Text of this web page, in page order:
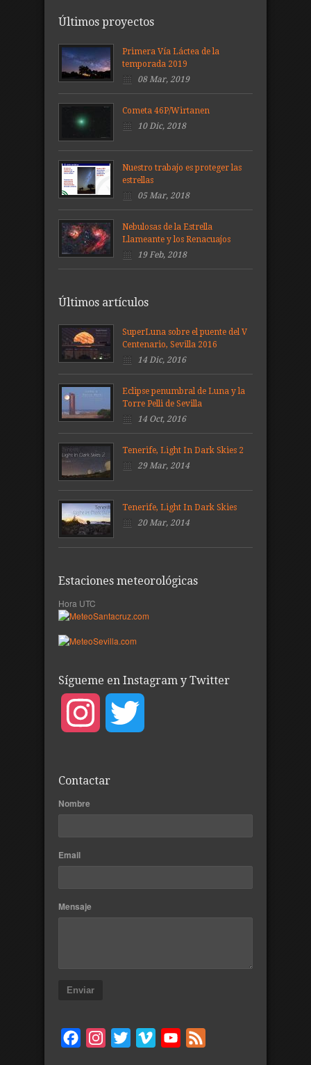
Últimos proyectos
Primera Vía Láctea de la
temporada 2019
08 Mar, 2019
Cometa 46P/Wirtanen
10 Dic, 2018
Nuestro trabajo es proteger las
estrellas
05 Mar, 2018
Nebulosas de la Estrella
Llameante y los Renacuajos
19 Feb, 2018
Últimos artículos
SuperLuna sobre el puente del V
Centenario, Sevilla 2016
14 Dic, 2016
Eclipse penumbral de Luna y la
Torre Pelli de Sevilla
14 Oct, 2016
Tenerife, Light In Dark Skies 2
29 Mar, 2014
Tenerife, Light In Dark Skies
20 Mar, 2014
Estaciones meteorológicas
Hora UTC
Sígueme en Instagram y Twitter
Instagram
Contactar
Nombre
Email
Mensaje
Enviar
FacebookInstagram
Twitter Vimeo YouTube